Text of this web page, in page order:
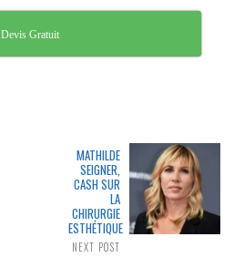
Devis Gratuit
MATHILDE
SEIGNER,
CASH SUR
LA
CHIRURGIE
ESTHÉTIQUE
NEXT POST